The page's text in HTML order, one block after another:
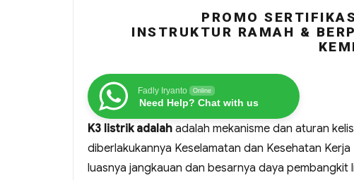
PROMO
INSTRUKTUR RAMAH &
Fadly Iryanto Online
Need Help? Chat with us
K3 listrik adalah adalah mekanisme dan aturan
diberlakukannya Keselamatan dan Kesehatan
luasnya jangkauan dan besarnya daya